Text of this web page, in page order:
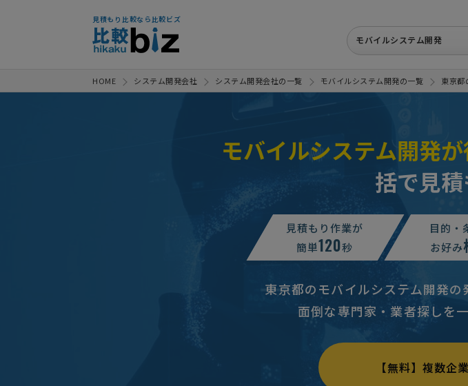
見積もり比較なら比較ビズ
モバイルシステム開発
HOME システム開発会社 システム開発会社の一覧 モバイルシステム開発の一覧 東京都
モバイルシステム開発
括で見
見積もり作業が
簡単120秒
目的・
お好み
東京都のモバイルシステム開発の
面倒な専門家・業者探しを
【無料】複数企
モバイル・携帯システム開発の見積もり依頼 300万円
モバイル・携帯システム開発の見積もり依頼 予算上限
【音声認識アプリの開発】モバイル・携帯システム開発
【 参加募集中 】モバイル・携帯システム開発の見積もり依頼 予
モバイル・携帯システム開発の見積もり依頼
【予算50万】モバイル・携帯システム開発の見積もり依頼